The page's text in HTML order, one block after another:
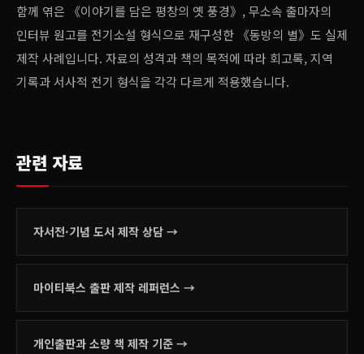
함께 엮은 《이야기를 담은 평창의 옛 풍경》, 무소속 출마자의
인터뷰 원고를 전기소설 형식으로 재구성한 《동방의 별》도 실제
제작 사례입니다. 자료의 성격과 책의 목적에 따라 회고록, 지역
기록과 서사적 전기 형식을 각각 다르게 적용했습니다.
관련 자료
자서전·기념 도서 제작 상담 →
마이티북스 출판 제작 레퍼런스 →
개인출판과 소량 책 제작 기준 →